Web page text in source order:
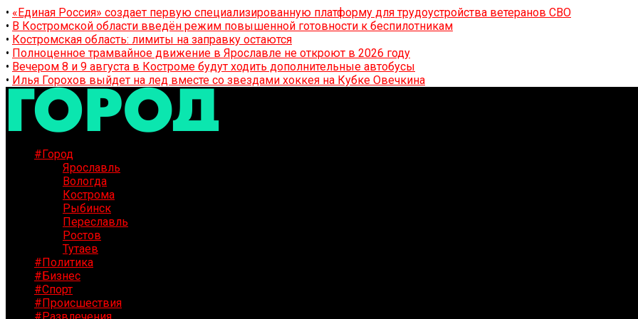
• «Единая Россия» создает первую специализированную платформу для трудоустройства ветеранов СВО
• В Костромской области введён режим повышенной готовности к беспилотникам
• Костромская область: лимиты на заправку остаются
• Полноценное трамвайное движение в Ярославле не откроют в 2026 году
• Вечером 8 и 9 августа в Костроме будут ходить дополнительные автобусы
• Илья Горохов выйдет на лед вместе со звездами хоккея на Кубке Овечкина
#Город
Ярославль
Вологда
Кострома
Рыбинск
Переславль
Ростов
Тутаев
#Политика
#Бизнес
#Спорт
#Происшествия